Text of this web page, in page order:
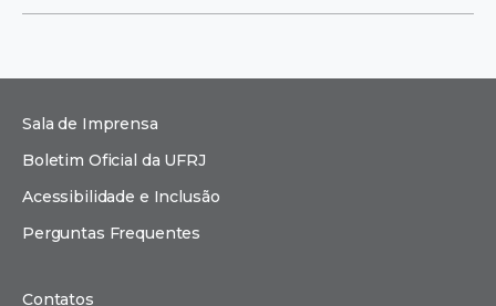
Sala de Imprensa
Boletim Oficial da UFRJ
Acessibilidade e Inclusão
Perguntas Frequentes
Contatos